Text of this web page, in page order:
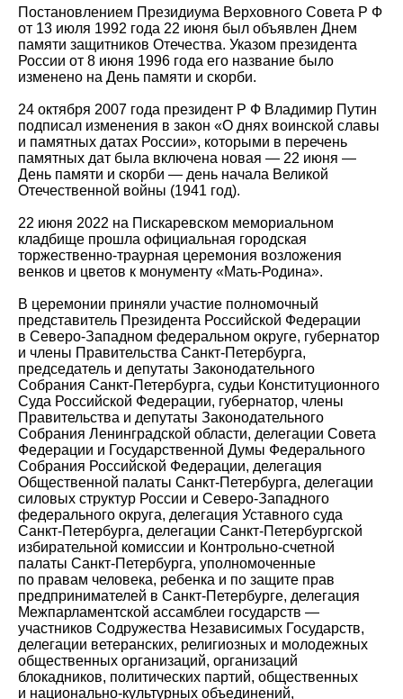
Постановлением Президиума Верховного Совета Р Ф
от 13 июля 1992 года 22 июня был объявлен Днем
памяти защитников Отечества. Указом президента
России от 8 июня 1996 года его название было
изменено на День памяти и скорби.
24 октября 2007 года президент Р Ф Владимир Путин
подписал изменения в закон «О днях воинской славы
и памятных датах России», которыми в перечень
памятных дат была включена новая — 22 июня —
День памяти и скорби — день начала Великой
Отечественной войны (1941 год).
22 июня 2022 на Пискаревском мемориальном
кладбище прошла официальная городская
торжественно-траурная церемония возложения
венков и цветов к монументу «Мать-Родина».
В церемонии приняли участие полномочный
представитель Президента Российской Федерации
в Северо-Западном федеральном округе, губернатор
и члены Правительства Санкт-Петербурга,
председатель и депутаты Законодательного
Собрания Санкт-Петербурга, судьи Конституционного
Суда Российской Федерации, губернатор, члены
Правительства и депутаты Законодательного
Собрания Ленинградской области, делегации Совета
Федерации и Государственной Думы Федерального
Собрания Российской Федерации, делегация
Общественной палаты Санкт-Петербурга, делегации
силовых структур России и Северо-Западного
федерального округа, делегация Уставного суда
Санкт-Петербурга, делегации Санкт-Петербургской
избирательной комиссии и Контрольно-счетной
палаты Санкт-Петербурга, уполномоченные
по правам человека, ребенка и по защите прав
предпринимателей в Санкт-Петербурге, делегация
Межпарламентской ассамблеи государств —
участников Содружества Независимых Государств,
делегации ветеранских, религиозных и молодежных
общественных организаций, организаций
блокадников, политических партий, общественных
и национально-культурных объединений,